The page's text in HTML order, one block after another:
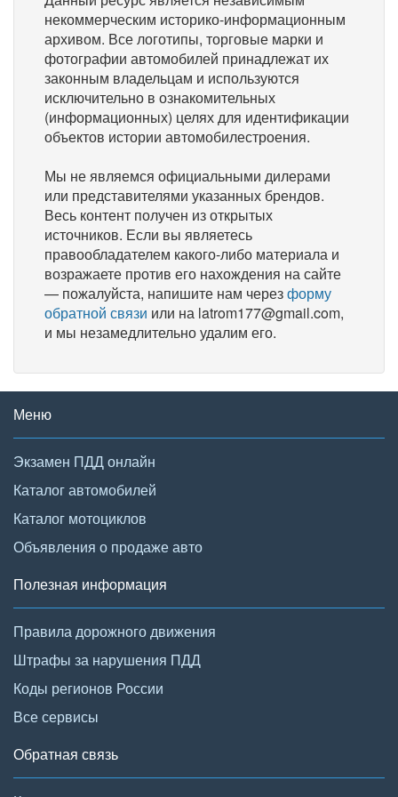
некоммерческим историко-информационным
архивом. Все логотипы, торговые марки и
фотографии автомобилей принадлежат их
законным владельцам и используются
исключительно в ознакомительных
(информационных) целях для идентификации
объектов истории автомобилестроения.
Мы не являемся официальными дилерами
или представителями указанных брендов.
Весь контент получен из открытых
источников. Если вы являетесь
правообладателем какого-либо материала и
возражаете против его нахождения на сайте
— пожалуйста, напишите нам черезформу
обратной связи или на latrom177@gmail.com,
и мы незамедлительно удалим его.
Меню
Экзамен ПДД онлайн
Каталог автомобилей
Каталог мотоциклов
Объявления о продаже авто
Полезная информация
Правила дорожного движения
Штрафы за нарушения ПДД
Коды регионов России
Все сервисы
Обратная связь